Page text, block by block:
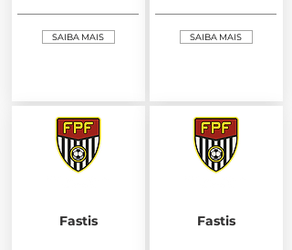
SAIBA MAIS
Fastis
SAIBA MAIS
Fastis